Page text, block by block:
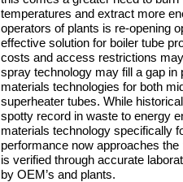
temperatures and extract more
operators of plants is re-opening
effective solution for boiler tube
costs and access restrictions
spray technology may fill a gap in
materials technologies for both
superheater tubes. While
spotty record in waste to energy
materials technology specifically
performance now approaches
is verified through accurate
by OEM’s and plants.